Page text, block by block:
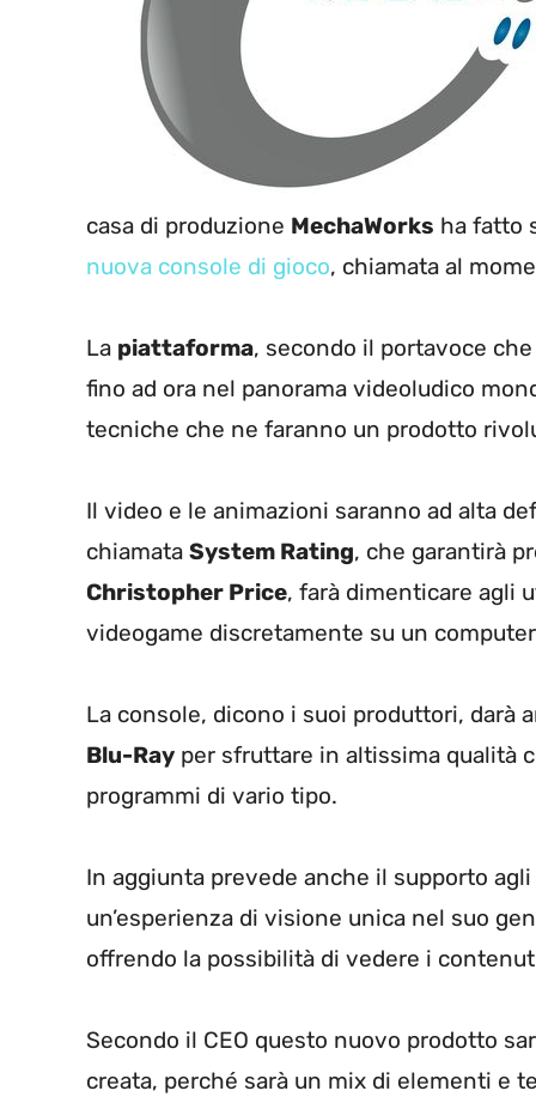
casa di produzione MechaWorks ha fatto
nuova console di gioco, chiamata al
La piattaforma, secondo il portavoce
fino ad ora nel panorama videoludico
tecniche che ne faranno un prodotto
Il video e le animazioni saranno ad alta
chiamata System Rating, che garantirà
Christopher Price, farà dimenticare agli
videogame discretamente su un
La console, dicono i suoi produttori, darà
Blu-Ray per sfruttare in altissima qualità
programmi di vario tipo.
In aggiunta prevede anche il supporto agli
un’esperienza di visione unica nel suo
offrendo la possibilità di vedere i
Secondo il CEO questo nuovo prodotto
creata, perché sarà un mix di elementi e